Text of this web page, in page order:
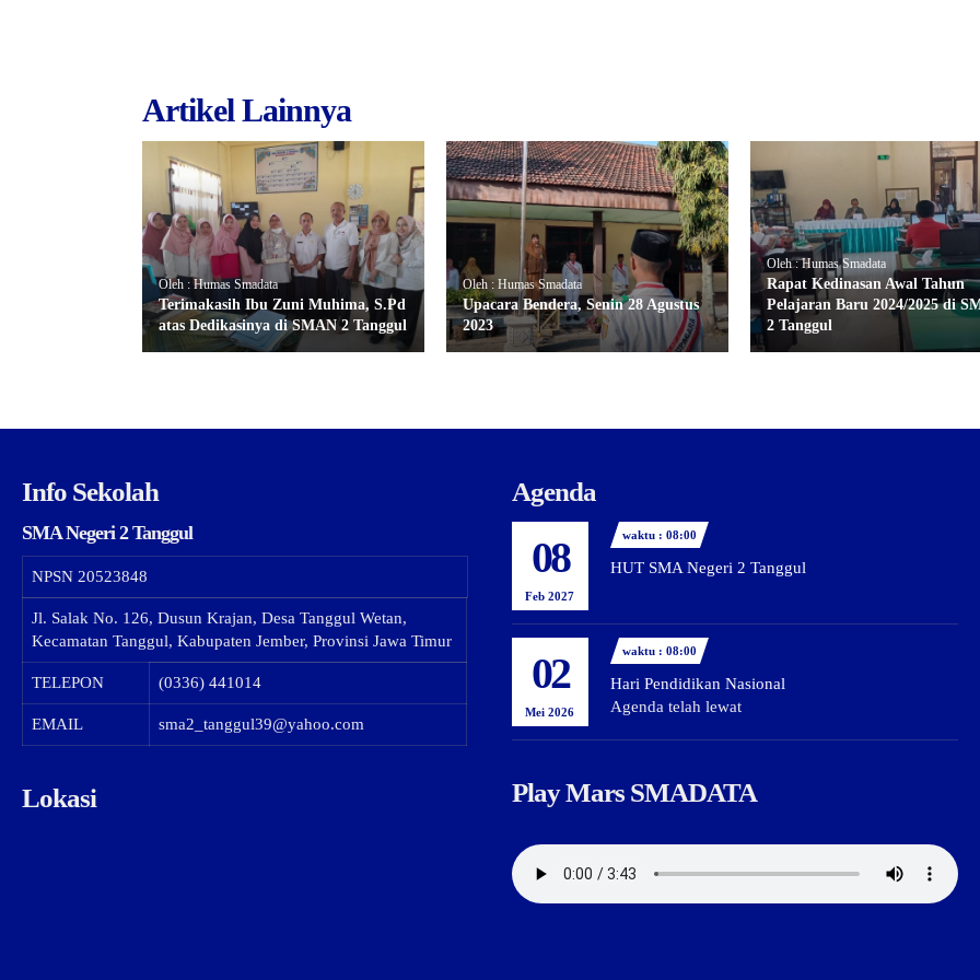
Artikel Lainnya
Oleh : Humas Smadata
Terimakasih Ibu Zuni Muhima, S.Pd
atas Dedikasinya di SMAN 2 Tanggul
Oleh : Humas Smadata
Upacara Bendera, Senin 28 Agustus
2023
Oleh : Humas Smadata
Rapat Kedinasan Awal Tahun
Pelajaran Baru 2024/2025 di
2 Tanggul
Info Sekolah
SMA Negeri 2 Tanggul
NPSN 20523848
Jl. Salak No. 126, Dusun Krajan, Desa Tanggul Wetan,
Kecamatan Tanggul, Kabupaten Jember, Provinsi Jawa Timur
TELEPON (0336) 441014
EMAIL sma2_tanggul39@yahoo.com
Lokasi
Agenda
08
Feb 2027
waktu : 08:00
HUT SMA Negeri 2 Tanggul
02
Mei 2026
waktu : 08:00
Hari Pendidikan Nasional
Agenda telah lewat
Play Mars SMADATA